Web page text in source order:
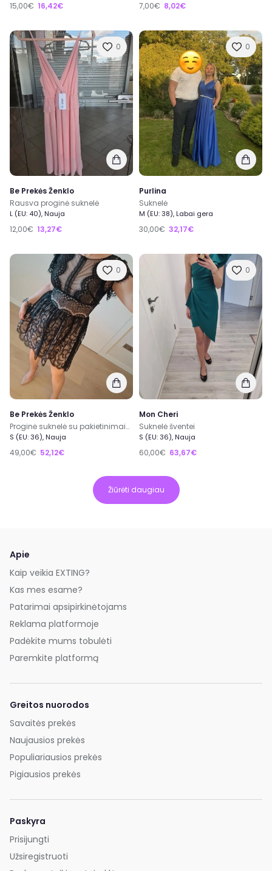
15,00€ 16,42€ 7,00€ 8,02€
0
Be Prekės Ženklo
Rausva proginė suknelė
L (EU: 40), Nauja
12,00€ 13,27€
0
Purlina
Suknelė
M (EU: 38), Labai gera
30,00€ 32,17€
0
Be Prekės Ženklo
Proginė suknelė su pakietinimais krūtinės srityje
S (EU: 36), Nauja
49,00€ 52,12€
0
Mon Cheri
Suknelė šventei
S (EU: 36), Nauja
60,00€ 63,67€
Žiūrėti daugiau
Apie
Kaip veikia EXTING?
Kas mes esame?
Patarimai apsipirkinėtojams
Reklama platformoje
Padėkite mums tobulėti
Paremkite platformą
Greitos nuorodos
Savaitės prekės
Naujausios prekės
Populiariausios prekės
Pigiausios prekės
Paskyra
Prisijungti
Užsiregistruoti